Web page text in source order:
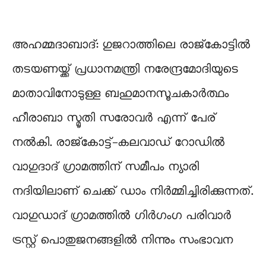
അഹമ്മദാബാദ്: ഗുജറാത്തിലെ രാജ്കോട്ടിൽ
തടയണയ്ക്ക് പ്രധാനമന്ത്രി നരേന്ദ്രമോദിയുടെ
മാതാവിനോടുള്ള ബഹുമാനസൂചകാർത്ഥം
ഹീരാബാ സ്മൃതി സരോവർ എന്ന് പേര്
നൽകി. രാജ്‌കോട്ട്-കലവാഡ് റോഡിൽ
വാഗുദാദ് ഗ്രാമത്തിന് സമീപം ന്യാരി
നദിയിലാണ് ചെക്ക് ഡാം നിർമ്മിച്ചിരിക്കുന്നത്.
വാഗുഡാദ് ഗ്രാമത്തിൽ ഗിർഗംഗ പരിവാർ
ട്രസ്റ്റ് പൊതുജനങ്ങളിൽ നിന്നും സംഭാവന